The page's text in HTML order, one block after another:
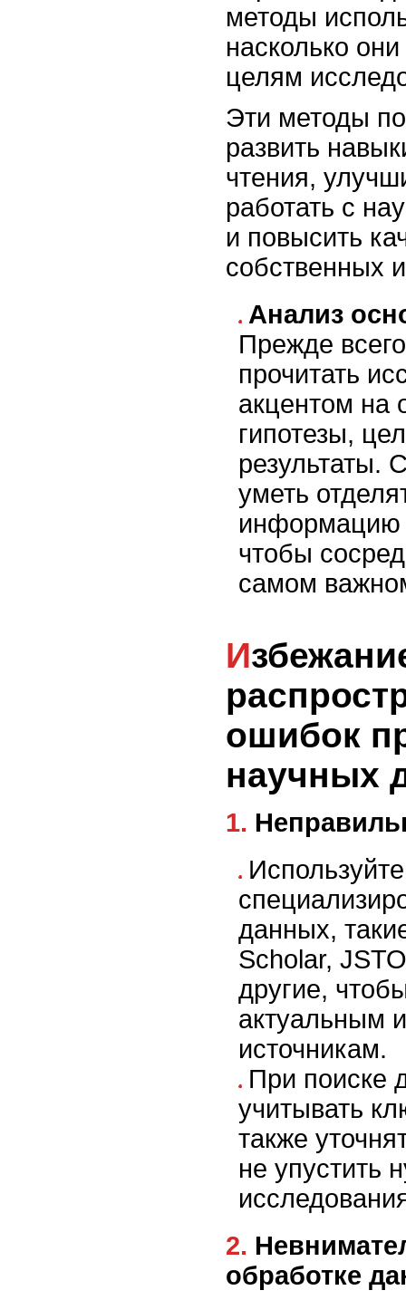
методы
насколько
целям
Эти методы
развить
чтения,
работать с
и повысить
собственных
Анализ
Прежде
прочитать
акцентом на
гипотезы,
результаты.
уметь
информацию
чтобы
самом
Избежание
ошибок
научных
1.
Используйте
данных,
Scholar,
другие,
актуальным
источникам.
При поиске
учитывать
также
не упустить
2. Невнимательность при
обработке